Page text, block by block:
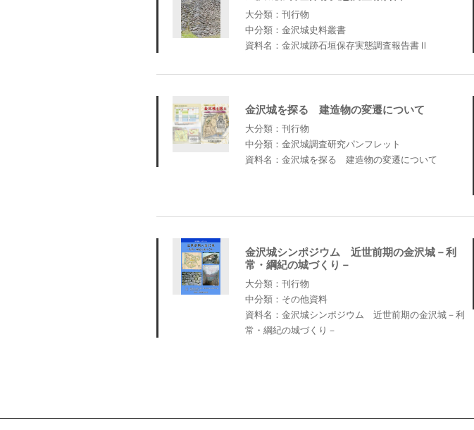
大分類：刊行物
中分類：金沢城史料叢書
資料名：金沢城跡石垣保存実態調査報告書Ⅱ
金沢城を探る 建造物の変遷について
大分類：刊行物
中分類：金沢城調査研究パンフレット
資料名：金沢城を探る 建造物の変遷について
金沢城シンポジウム 近世前期の金沢城－利
常・綱紀の城づくり－
大分類：刊行物
中分類：その他資料
資料名：金沢城シンポジウム 近世前期の金沢城－利
常・綱紀の城づくり－